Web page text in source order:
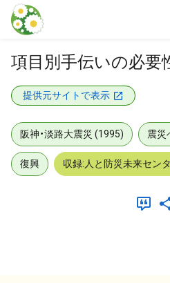
本文に飛ぶ
項目別手伝いの必要
提供元サイトで表示
阪神・淡路大震災 (1995) 震災
復興 収録:人と防災未来セン